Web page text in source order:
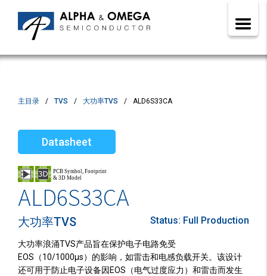
主目录 TVS 大功率TVS ALD6S33CA
Datasheet
ALD6S33CA
大功率TVS Status: Full Production
大功率浪涌TVS产品旨在保护电子电路免受
EOS（10/1000µs）的影响，如雷击和电感负载开关。该设计
还可用于防止电子设备因EOS（电气过度应力）和雷击而发生